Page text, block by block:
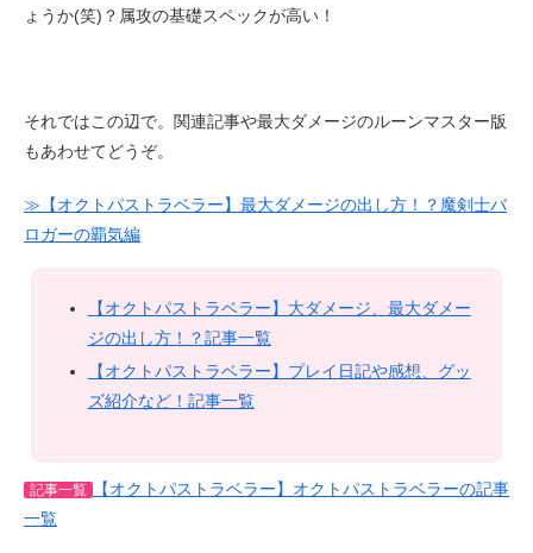
ょうか(笑)？属攻の基礎スペックが高い！
それではこの辺で。関連記事や最大ダメージのルーンマスター版
もあわせてどうぞ。
≫【オクトパストラベラー】最大ダメージの出し方！？魔剣士バ
ロガーの覇気編
【オクトパストラベラー】大ダメージ、最大ダメー
ジの出し方！？記事一覧
【オクトパストラベラー】プレイ日記や感想、グッ
ズ紹介など！記事一覧
記事一覧
【オクトパストラベラー】オクトパストラベラーの記事
一覧